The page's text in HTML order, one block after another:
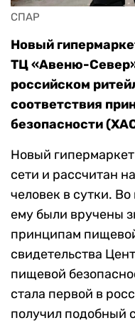
СПАР
Новый
ТЦ «Авеню-
российском
соответствия
безопасности
Новый
сети и рассчитан
человек в сутки.
ему были вручены
принципам
свидетельства
пищевой
стала первой в
получил подобный